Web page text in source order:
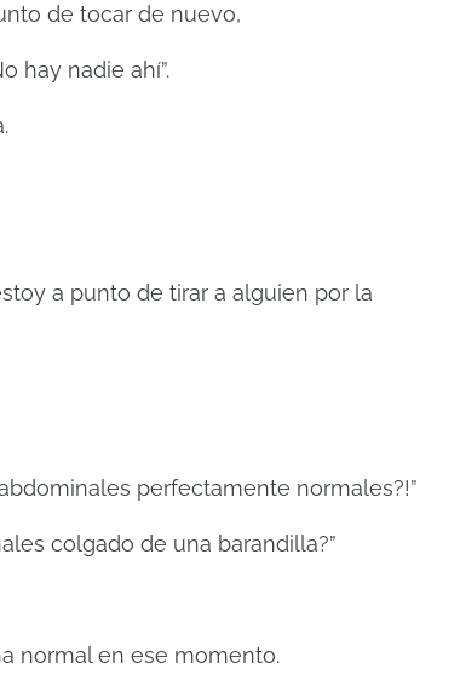
de tocar de nuevo,
hay nadie ahí”.
a punto de tirar a alguien por la
perfectamente normales?!”
colgado de una barandilla?”
normal en ese momento.